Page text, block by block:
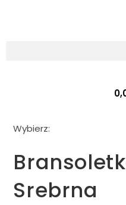
Wybierz:
Srebrna